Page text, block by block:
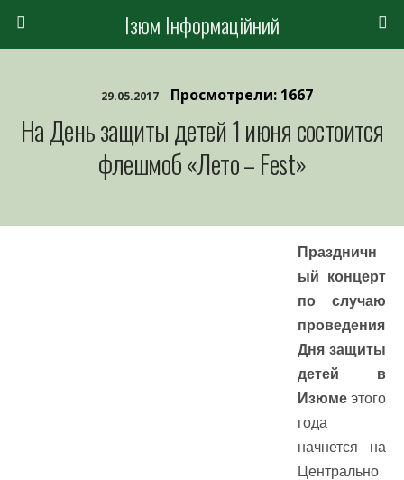
Ізюм Інформаційний
29.05.2017 Просмотрели: 1667
На День защиты детей 1 июня состоится
флешмоб «Лето – Fest»
Праздничн
ый концерт
по случаю
проведения
Дня защиты
детей в
Изюме этого
года
начнется на
Центрально